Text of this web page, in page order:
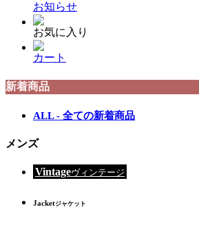
お知らせ
お気に入り
カート
新着商品
ALL - 全ての新着商品
メンズ
Vintageヴィンテージ
Jacketジャケット